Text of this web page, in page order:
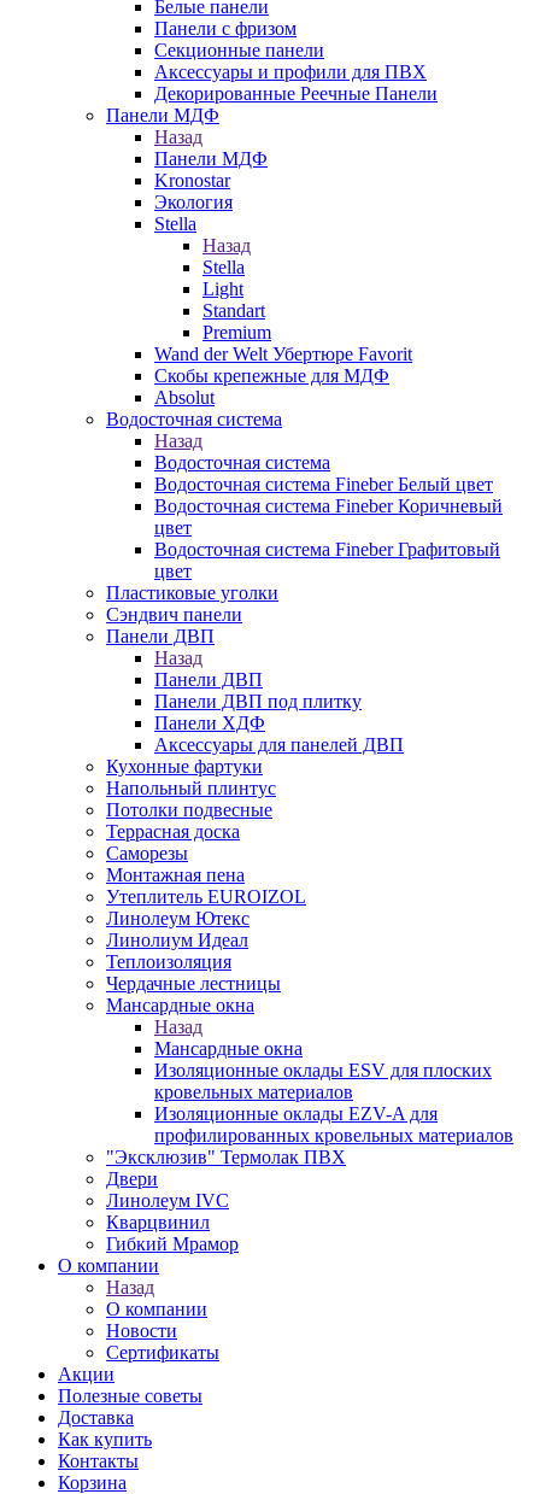
Белые панели
Панели с фризом
Секционные панели
Аксессуары и профили для ПВХ
Декорированные Реечные Панели
Панели МДФ
Назад
Панели МДФ
Kronostar
Экология
Stella
Назад
Stella
Light
Standart
Premium
Wand der Welt Убертюре Favorit
Скобы крепежные для МДФ
Absolut
Водосточная система
Назад
Водосточная система
Водосточная система Fineber Белый цвет
Водосточная система Fineber Коричневый
цвет
Водосточная система Fineber Графитовый
цвет
Пластиковые уголки
Сэндвич панели
Панели ДВП
Назад
Панели ДВП
Панели ДВП под плитку
Панели ХДФ
Аксессуары для панелей ДВП
Кухонные фартуки
Напольный плинтус
Потолки подвесные
Террасная доска
Саморезы
Монтажная пена
Утеплитель EUROIZOL
Линолеум Ютекс
Линолиум Идеал
Теплоизоляция
Чердачные лестницы
Мансардные окна
Назад
Мансардные окна
Изоляционные оклады ESV для плоских
кровельных материалов
Изоляционные оклады EZV-A для
профилированных кровельных материалов
"Эксклюзив" Термолак ПВХ
Двери
Линолеум IVC
Кварцвинил
Гибкий Мрамор
О компании
Назад
О компании
Новости
Сертификаты
Акции
Полезные советы
Доставка
Как купить
Контакты
Корзина